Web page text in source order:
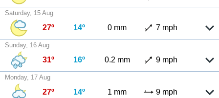
Saturday, 15 Aug
27º 14º 0 mm 7 mph
Sunday, 16 Aug
31º 16º 0.2 mm 9 mph
Monday, 17 Aug
27º 14º 1 mm 9 mph